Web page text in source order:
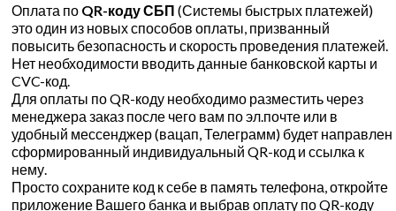
Оплата по QR-коду СБП (Системы быстрых платежей)
это один из новых способов оплаты, призванный
повысить безопасность и скорость проведения платежей.
Нет необходимости вводить данные банковской карты и
CVC-код.
Для оплаты по QR-коду необходимо разместить через
менеджера заказ после чего вам по эл.почте или в
удобный мессенджер (вацап, Телеграмм) будет направлен
сформированный индивидуальный QR-код и ссылка к
нему.
Просто сохраните код к себе в память телефона, откройте
приложение Вашего банка и выбрав оплату по QR-коду